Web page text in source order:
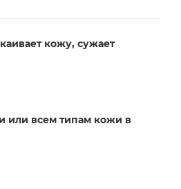
кожу, сужает
или всем типам кожи в